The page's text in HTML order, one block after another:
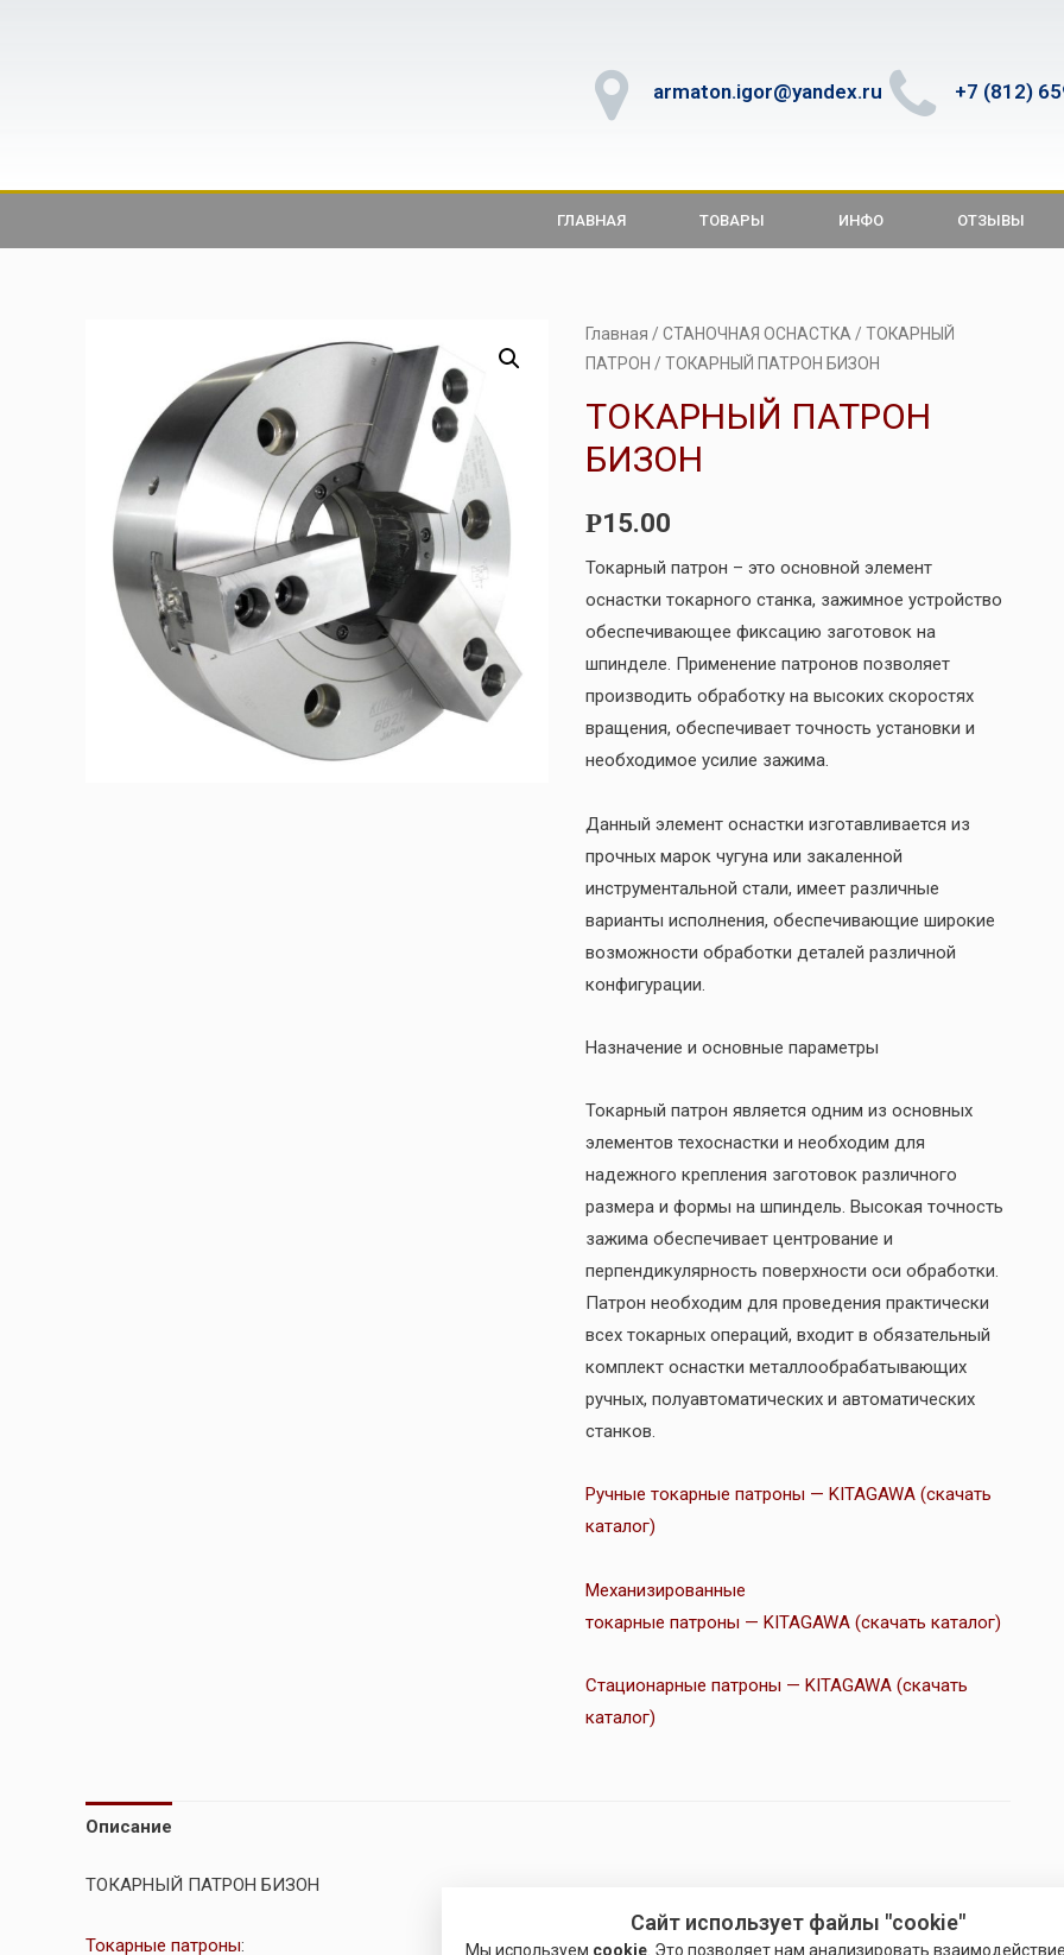
armaton.igor@yandex.ru +7 (812)
ГЛАВНАЯ ТОВАРЫ ИНФО ОТЗЫВЫ
Главная / СТАНОЧНАЯ ОСНАСТКА / ТОКАРНЫЙ
ПАТРОН / ТОКАРНЫЙ ПАТРОН БИЗОН
ТОКАРНЫЙ ПАТРОН
БИЗОН
Р15.00
Токарный патрон – это основной элемент
оснастки токарного станка, зажимное устройство
обеспечивающее фиксацию заготовок на
шпинделе. Применение патронов позволяет
производить обработку на высоких скоростях
вращения, обеспечивает точность установки и
необходимое усилие зажима.
Данный элемент оснастки изготавливается из
прочных марок чугуна или закаленной
инструментальной стали, имеет различные
варианты исполнения, обеспечивающие широкие
возможности обработки деталей различной
конфигурации.
Назначение и основные параметры
Токарный патрон является одним из основных
элементов техоснастки и необходим для
надежного крепления заготовок различного
размера и формы на шпиндель. Высокая точность
зажима обеспечивает центрование и
перпендикулярность поверхности оси обработки.
Патрон необходим для проведения практически
всех токарных операций, входит в обязательный
комплект оснастки металлообрабатывающих
ручных, полуавтоматических и автоматических
станков.
Ручные токарные патроны — KITAGAWA (скачать
каталог)
Механизированные
токарные патроны — KITAGAWA (скачать каталог)
Стационарные патроны — KITAGAWA (скачать
каталог)
Описание
ТОКАРНЫЙ ПАТРОН БИЗОН
Токарные патроны:
Сайт использует файлы "cookie"
Мы используем cookie . Это позволяет нам анализировать взаимодействие